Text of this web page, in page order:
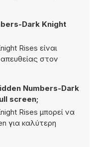
Dark Knight
Rises είναι
στον
Numbers-Dark
screen;
Rises μπορεί να
για καλύτερη